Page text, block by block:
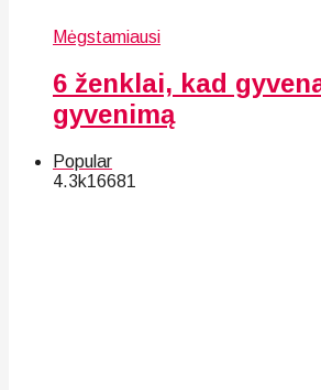
Mėgstamiausi
6 ženklai, kad
gyvenimą
Popular
4.3k16681